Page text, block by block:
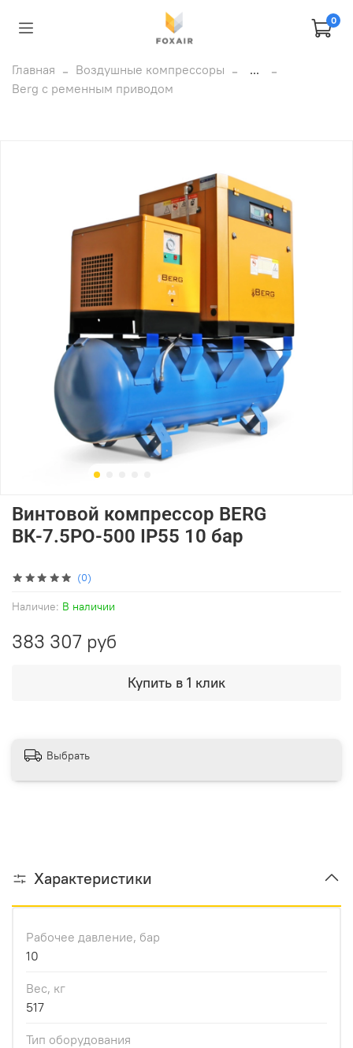
0
Главная Воздушные компрессоры
...
Berg с ременным приводом
(0)
Наличие: В наличии
Винтовой компрессор BERG
ВК-7.5РО-500 IP55 10 бар
383 307 руб
Купить в 1 клик
Выбрать
Характеристики
Рабочее давление, бар
10
Вес, кг
517
Тип оборудования